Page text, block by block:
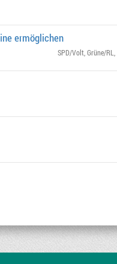
ermöglichen
SPD/Volt, Grüne/RL